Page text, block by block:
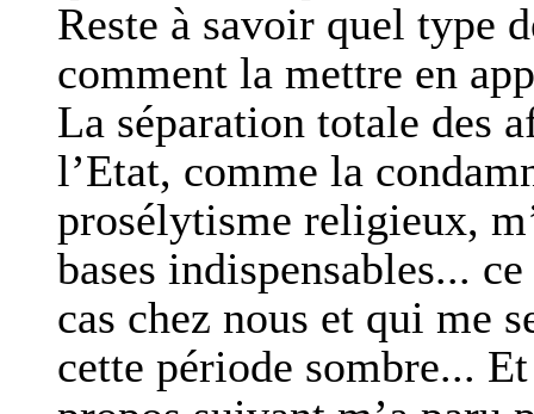
Reste à savoir quel type
comment la mettre en
La séparation totale des
l’Etat, comme la
prosélytisme religieux,
bases indispensables...
cas chez nous et qui me
cette période sombre...